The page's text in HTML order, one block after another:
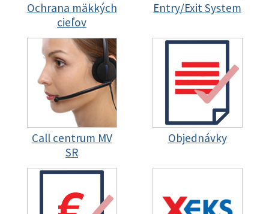
Ochrana mäkkých
cieľov
Entry/Exit System
Call centrum MV
SR
Objednávky